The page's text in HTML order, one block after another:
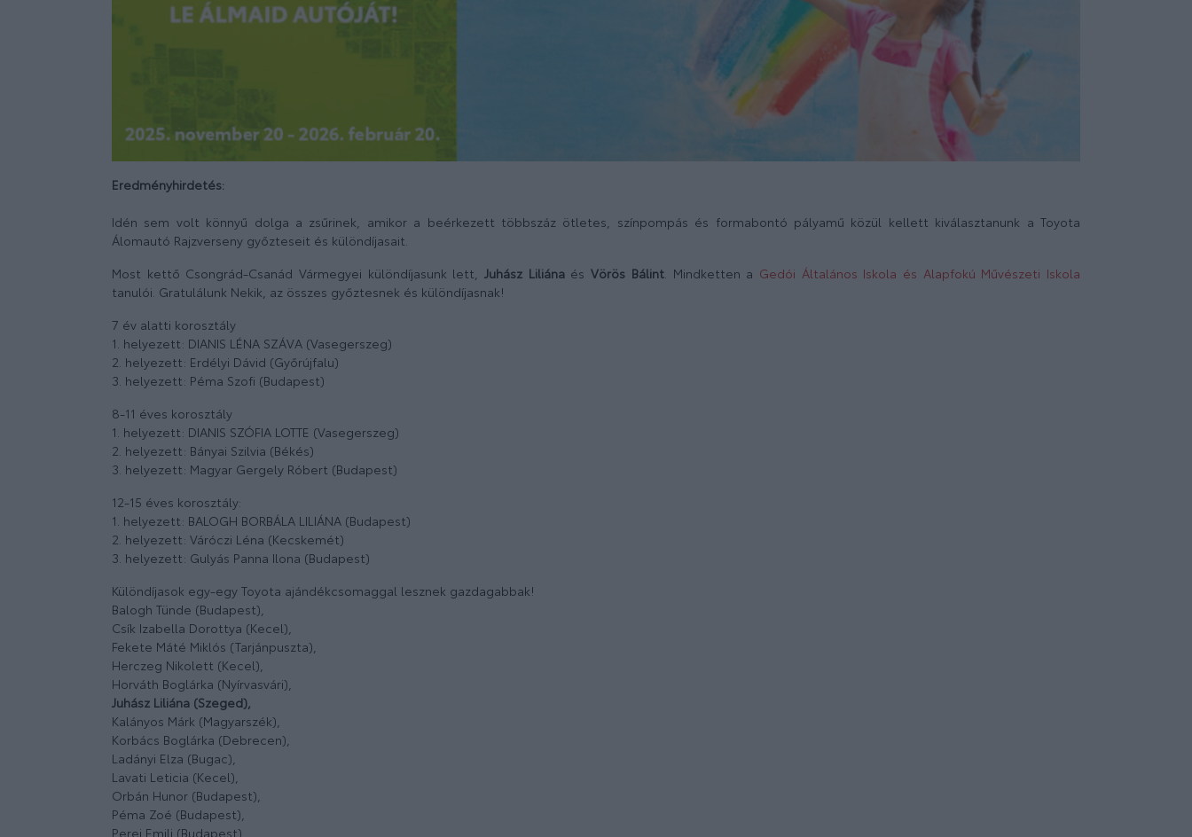
Eredményhirdetés:
Idén sem volt könnyű dolga a zsűrinek, amikor a beérkezett többszáz ötletes, színpompás és formabontó pályamű közül kellett kiválasztanunk a Toyota
Álomautó Rajzverseny győzteseit és különdíjasait.
Most kettő Csongrád-Csanád Vármegyei különdíjasunk lett,Juhász Liliánaés Vörös Bálint. Mindketten a Gedói Általános Iskola és Alapfokú Művészeti Iskola
tanulói. Gratulálunk Nekik, az összes győztesnek és különdíjasnak!
7 év alatti korosztály
1. helyezett: DIANIS LÉNA SZÁVA (Vasegerszeg)
2. helyezett: Erdélyi Dávid (Győrújfalu)
3. helyezett: Péma Szofi (Budapest)
8-11 éves korosztály
1. helyezett: DIANIS SZÓFIA LOTTE (Vasegerszeg)
2. helyezett: Bányai Szilvia (Békés)
3. helyezett: Magyar Gergely Róbert (Budapest)
12-15 éves korosztály:
1. helyezett: BALOGH BORBÁLA LILIÁNA (Budapest)
2. helyezett: Váróczi Léna (Kecskemét)
3. helyezett: Gulyás Panna Ilona (Budapest)
Különdíjasok egy-egy Toyota ajándékcsomaggal lesznek gazdagabbak!
Balogh Tünde (Budapest),
Csík Izabella Dorottya (Kecel),
Fekete Máté Miklós (Tarjánpuszta),
Herczeg Nikolett (Kecel),
Horváth Boglárka (Nyírvasvári),
Juhász Liliána (Szeged),
Kalányos Márk (Magyarszék),
Korbács Boglárka (Debrecen),
Ladányi Elza (Bugac),
Lavati Leticia (Kecel),
Orbán Hunor (Budapest),
Péma Zoé (Budapest),
Perei Emili (Budapest),